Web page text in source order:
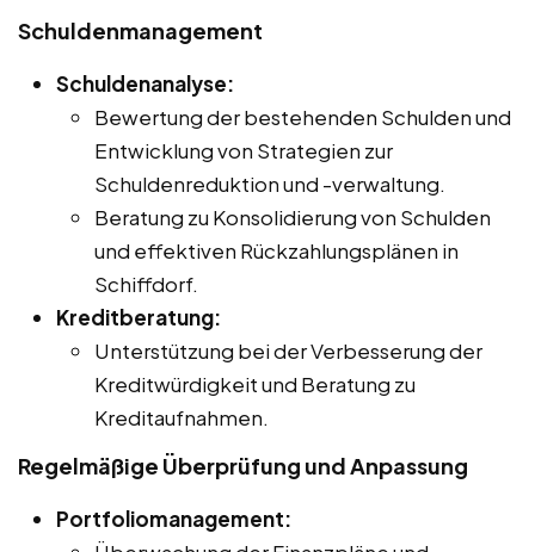
Schuldenmanagement
Schuldenanalyse:
Bewertung der bestehenden Schulden und
Entwicklung von Strategien zur
Schuldenreduktion und -verwaltung.
Beratung zu Konsolidierung von Schulden
und effektiven Rückzahlungsplänen in
Schiffdorf.
Kreditberatung:
Unterstützung bei der Verbesserung der
Kreditwürdigkeit und Beratung zu
Kreditaufnahmen.
Regelmäßige Überprüfung und Anpassung
Portfoliomanagement: